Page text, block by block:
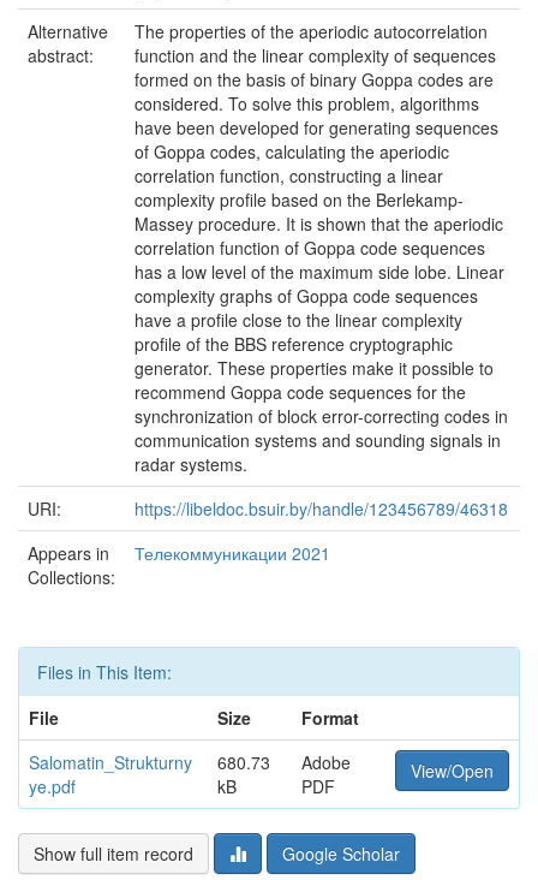
Alternative
abstract:
The properties of the aperiodic autocorrelation
function and the linear complexity of sequences
formed on the basis of binary Goppa codes are
considered. To solve this problem, algorithms
have been developed for generating sequences
of Goppa codes, calculating the aperiodic
correlation function, constructing a linear
complexity profile based on the Berlekamp-
Massey procedure. It is shown that the aperiodic
correlation function of Goppa code sequences
has a low level of the maximum side lobe. Linear
complexity graphs of Goppa code sequences
have a profile close to the linear complexity
profile of the BBS reference cryptographic
generator. These properties make it possible to
recommend Goppa code sequences for the
synchronization of block error-correcting codes in
communication systems and sounding signals in
radar systems.
URI:
https://libeldoc.bsuir.by/handle/123456789/46318
Appears in
Collections:
Телекоммуникации 2021
Files in This Item:
File
Size
Format
Salomatin_Strukturny
ye.pdf
680.73
kB
Adobe
PDF
View/Open
Show full item record Google Scholar